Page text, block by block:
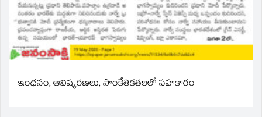
ఇంధనం, ఆవిష్కరణలు, సాంకేతికతలలో సహకారం